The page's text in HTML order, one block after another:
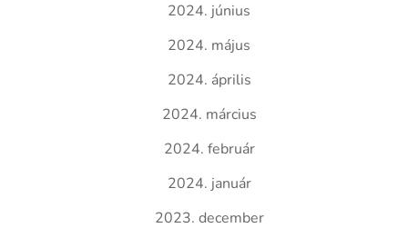
2024. június
2024. május
2024. április
2024. március
2024. február
2024. január
2023. december